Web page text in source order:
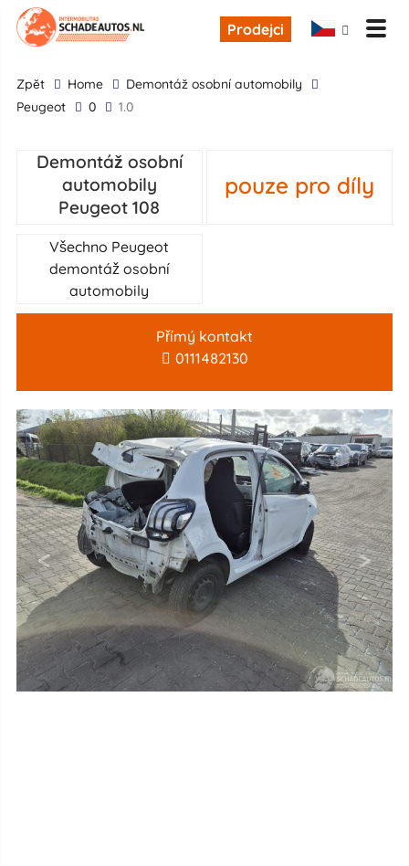
Prodejci
zpĕt Home
demontáž osobní automobily
Peugeot
0 1.0
Demontáž osobní
automobily
Peugeot 108
pouze pro díly
Všechno Peugeot
demontáž osobní
automobily
Přímý kontakt
0111482130